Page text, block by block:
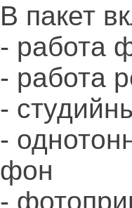
В пакет
- работа
- работа
-
-
фон
-